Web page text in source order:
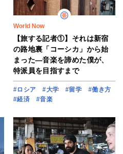
World Now
【旅する記者①】それは新宿
の路地裏「コーシカ」から始
まった―音楽を諦めた僕が、
特派員を目指すまで
#ロシア #大学 #留学
#働き方
#経済
#音楽